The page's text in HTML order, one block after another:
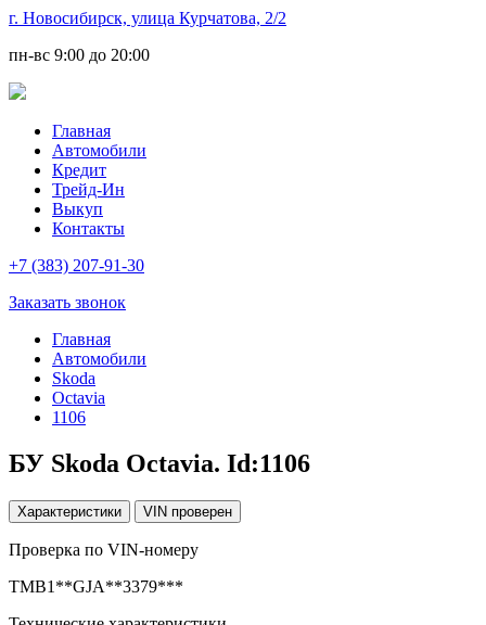
г. Новосибирск, улица Курчатова, 2/2
пн-вс 9:00 до 20:00
Главная
Автомобили
Кредит
Трейд-Ин
Выкуп
Контакты
+7 (383) 207-91-30
Заказать звонок
Главная
Автомобили
Skoda
Octavia
1106
БУ Skoda Octavia. Id:1106
Характеристики VIN проверен
Проверка по VIN-номеру
TMB1**GJA**3379***